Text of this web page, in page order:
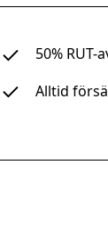
50% RUT-
Alltid